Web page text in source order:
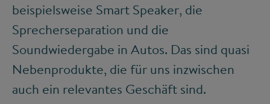
beispielsweise Smart Speaker, die
Sprecherseparation und die
Soundwiedergabe in Autos. Das sind quasi
Nebenprodukte, die für uns inzwischen
auch ein relevantes Geschäft sind.